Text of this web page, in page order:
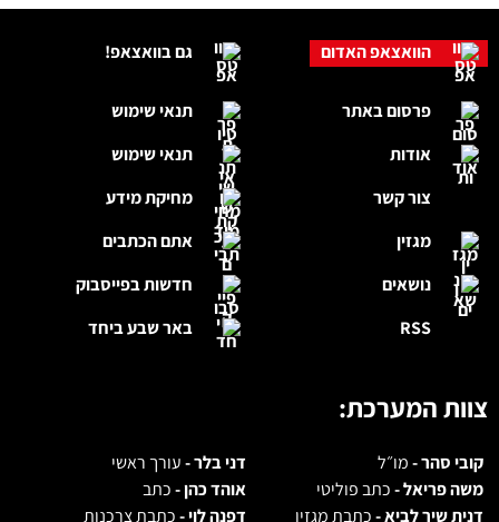
גם בוואצאפ!
תנאי שימוש
תנאי שימוש
מחיקת מידע
אתם הכתבים
חדשות בפייסבוק
באר שבע ביחד
הוואצאפ האדום
פרסום באתר
אודות
צור קשר
מגזין
נושאים
RSS
צוות המערכת:
קובי סהר -מו״ל דני בלר -עורך ראשי
משה פריאל -כתב פוליטי אוהד כהן -כתב
דנית שיר לביא -כתבת מגזין דפנה לוי -כתבת צרכנות